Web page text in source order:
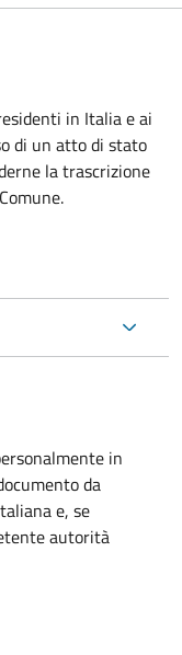
in Italia e ai
di un atto di stato
la trascrizione
in
da
e, se
autorità